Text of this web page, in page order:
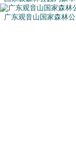
广东观音山国家森林